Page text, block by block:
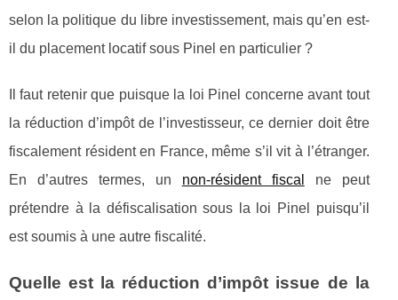
selon la politique du libre investissement, mais qu’en est-
il du placement locatif sous Pinel en particulier ?
Il faut retenir que puisque la loi Pinel concerne avant tout
la réduction d’impôt de l’investisseur, ce dernier doit être
fiscalement résident en France, même s’il vit à l’étranger.
En d’autres termes, un non-résident fiscal
ne peut
prétendre à la défiscalisation sous la loi Pinel puisqu’il
est soumis à une autre fiscalité.
Quelle est la réduction d’impôt issue de la